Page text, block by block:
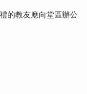
的教友應向堂區辦公